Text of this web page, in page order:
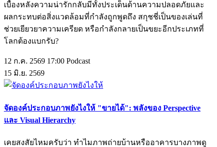
เบื้องหลังความน่ารักกลับมีทั้งประเด็นด้านความปลอดภัยและ
ผลกระทบต่อสิ่งแวดล้อมที่กำลังถูกพูดถึง สกุชชี่เป็นของเล่นที่
ช่วยเยียวยาความเครียด หรือกำลังกลายเป็นขยะอีกประเภทที่
โลกต้องแบกรับ?
12 ก.ค. 2569 17:00 Podcast
15 มิ.ย. 2569
จัดองค์ประกอบภาพยังไงให้ "ขายได้": พลังของ Perspective
และ Visual Hierarchy
เคยสงสัยไหมครับว่า ทำไมภาพถ่ายบ้านหรืออาคารบางภาพดู